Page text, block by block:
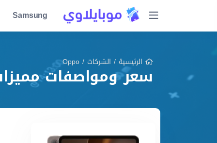
Samsung
الرئيسية / الشركات /
Oppo
سعر ومواصفات